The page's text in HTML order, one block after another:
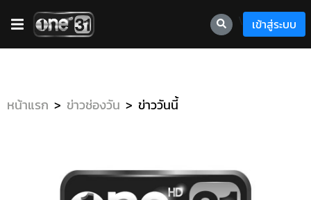
เข้าสู่ระบบ
หน้าแรก ข่าวช่องวัน ข่าววันนี้